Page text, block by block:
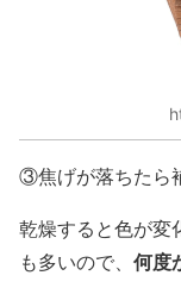
③焦げが落ちたら
乾燥すると色が変
も多いので、 何度